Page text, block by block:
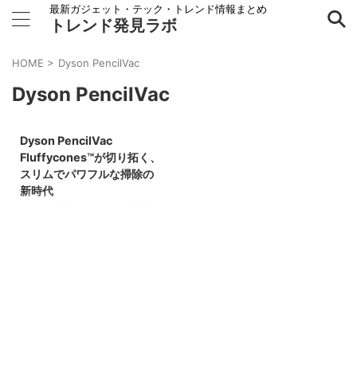
最新ガジェット・テック・トレンド情報まとめ
トレンド発見ラボ
HOME > Dyson PencilVac
Dyson PencilVac
家電
Dyson PencilVac
Fluffycones™が切り拓く、
スリムでパワフルな掃除の
新時代